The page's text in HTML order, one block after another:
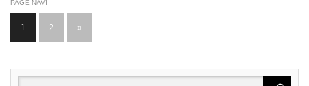
PAGE NAVI
1 2 »